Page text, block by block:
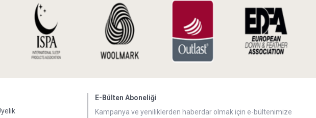
E-Bülten Aboneliği
Kampanya ve yeniliklerden haberdar olmak için e-bültenimize